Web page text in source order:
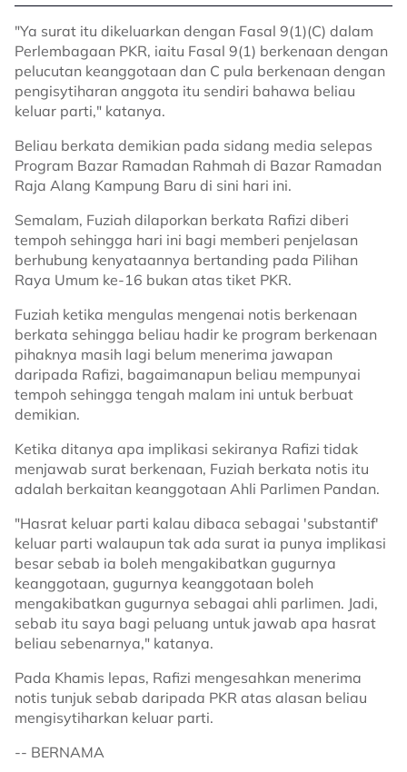
"Ya surat itu dikeluarkan dengan Fasal 9(1)(C) dalam
Perlembagaan PKR, iaitu Fasal 9(1) berkenaan dengan
pelucutan keanggotaan dan C pula berkenaan dengan
pengisytiharan anggota itu sendiri bahawa beliau
keluar parti," katanya.
Beliau berkata demikian pada sidang media selepas
Program Bazar Ramadan Rahmah di Bazar Ramadan
Raja Alang Kampung Baru di sini hari ini.
Semalam, Fuziah dilaporkan berkata Rafizi diberi
tempoh sehingga hari ini bagi memberi penjelasan
berhubung kenyataannya bertanding pada Pilihan
Raya Umum ke-16 bukan atas tiket PKR.
Fuziah ketika mengulas mengenai notis berkenaan
berkata sehingga beliau hadir ke program berkenaan
pihaknya masih lagi belum menerima jawapan
daripada Rafizi, bagaimanapun beliau mempunyai
tempoh sehingga tengah malam ini untuk berbuat
demikian.
Ketika ditanya apa implikasi sekiranya Rafizi tidak
menjawab surat berkenaan, Fuziah berkata notis itu
adalah berkaitan keanggotaan Ahli Parlimen Pandan.
"Hasrat keluar parti kalau dibaca sebagai 'substantif'
keluar parti walaupun tak ada surat ia punya implikasi
besar sebab ia boleh mengakibatkan gugurnya
keanggotaan, gugurnya keanggotaan boleh
mengakibatkan gugurnya sebagai ahli parlimen. Jadi,
sebab itu saya bagi peluang untuk jawab apa hasrat
beliau sebenarnya," katanya.
Pada Khamis lepas, Rafizi mengesahkan menerima
notis tunjuk sebab daripada PKR atas alasan beliau
mengisytiharkan keluar parti.
-- BERNAMA